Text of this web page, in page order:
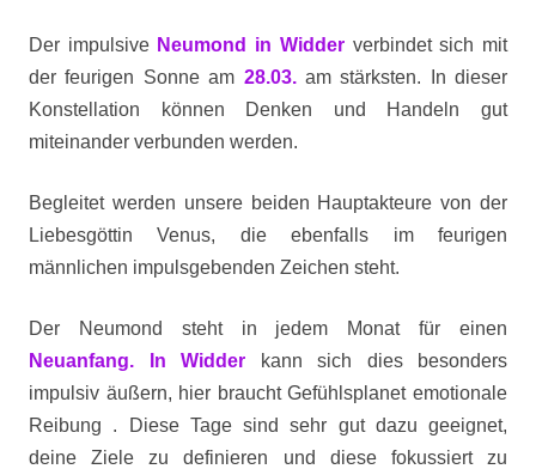
Der impulsive Neumond in Widderverbindet sich mit
der feurigen Sonne am 28.03.am stärksten. In dieser
Konstellation können Denken und Handeln gut
miteinander verbunden werden.
Begleitet werden unsere beiden Hauptakteure von der
Liebesgöttin Venus, die ebenfalls im feurigen
männlichen impulsgebenden Zeichen steht.
Der Neumond steht in jedem Monat für einen
Neuanfang. In Widder kann sich dies besonders
impulsiv äußern, hier braucht Gefühlsplanet emotionale
Reibung . Diese Tage sind sehr gut dazu geeignet,
deine Ziele zu definieren und diese fokussiert zu